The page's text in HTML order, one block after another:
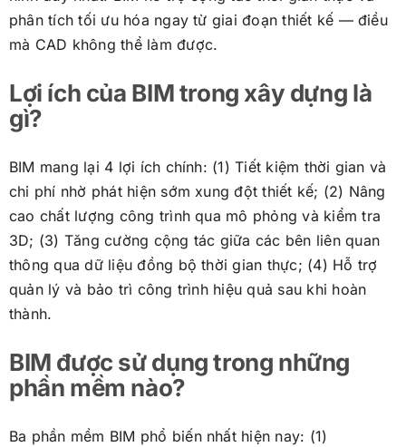
phân tích tối ưu hóa ngay từ giai đoạn thiết kế — điều
mà CAD không thể làm được.
Lợi ích của BIM trong xây dựng là
gì?
BIM mang lại 4 lợi ích chính: (1) Tiết kiệm thời gian và
chi phí nhờ phát hiện sớm xung đột thiết kế; (2) Nâng
cao chất lượng công trình qua mô phỏng và kiểm tra
3D; (3) Tăng cường cộng tác giữa các bên liên quan
thông qua dữ liệu đồng bộ thời gian thực; (4) Hỗ trợ
quản lý và bảo trì công trình hiệu quả sau khi hoàn
thành.
BIM được sử dụng trong những
phần mềm nào?
Ba phần mềm BIM phổ biến nhất hiện nay: (1)